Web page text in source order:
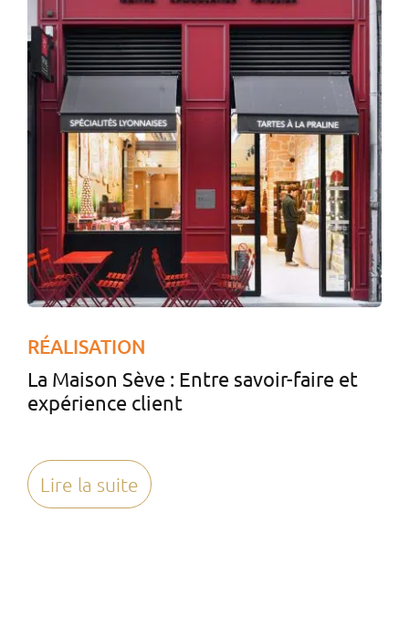
RÉALISATION
La Maison Sève : Entre savoir-faire et
expérience client
Lire la suite